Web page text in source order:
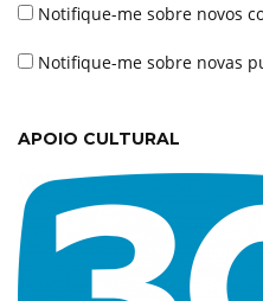
Notifique-me sobre novos
Notifique-me sobre novas
APOIO CULTURAL